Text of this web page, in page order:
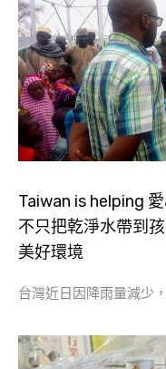
Taiwan is helping
不只把乾淨水帶到
美好環境
台灣近日因降雨量減少